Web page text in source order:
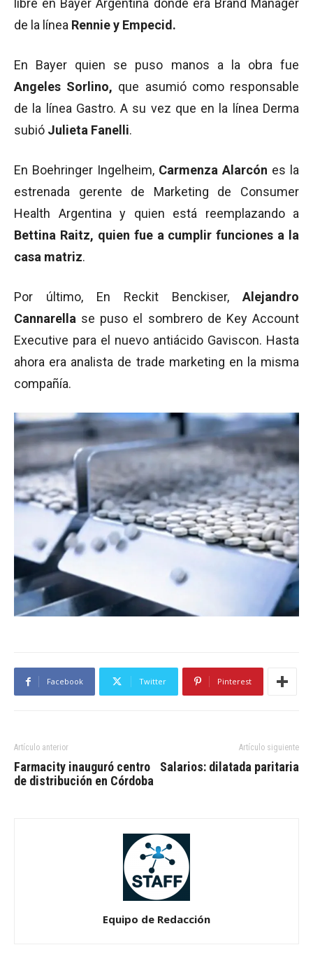
libre en Bayer Argentina donde era Brand Manager
de la línea Rennie y Empecid.
En Bayer quien se puso manos a la obra fue
Angeles Sorlino, que asumió como responsable
de la línea Gastro. A su vez que en la línea Derma
subió Julieta Fanelli.
En Boehringer Ingelheim, Carmenza Alarcón es la
estrenada gerente de Marketing de Consumer
Health Argentina y quien está reemplazando a
Bettina Raitz, quien fue a cumplir funciones a la
casa matriz.
Por último, En Reckit Benckiser, Alejandro
Cannarella se puso el sombrero de Key Account
Executive para el nuevo antiácido Gaviscon. Hasta
ahora era analista de trade marketing en la misma
compañía.
Facebook Twitter Pinterest
Artículo anterior
Farmacity inauguró centro
de distribución en Córdoba
Artículo siguiente
Salarios: dilatada paritaria
Equipo de Redacción